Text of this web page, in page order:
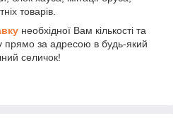
товарів.
необхідної Вам кількості та
прямо за адресою в будь-який
селичок!